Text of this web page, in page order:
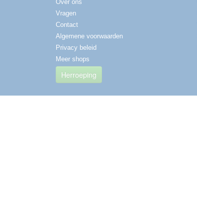
Over ons
Vragen
Contact
Algemene voorwaarden
Privacy beleid
Meer shops
Herroeping